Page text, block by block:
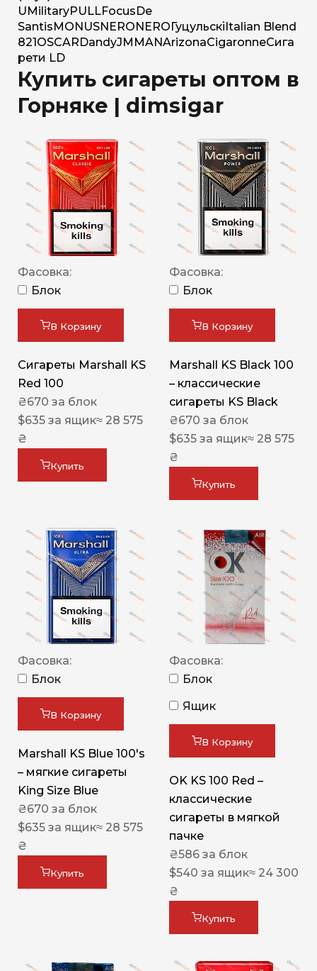
U MilitaryPULLFocus De
Santis MONUSNERO NERO Гуцульскі Italian Blend
821 OSCAR DandyJM MANArizonaCigaronneСига
рети LD
Купить сигареты оптом в
Горняке | dimsigar
Фасовка:
Блок
В Корзину
Сигареты Marshall KS
Red 100
₴670 за блок
$635 за ящик≈ 28 575
₴
Купить
Фасовка:
Блок
В Корзину
Marshall KS Black 100
– классические
сигареты KS Black
₴670 за блок
$635 за ящик≈ 28 575
₴
Купить
Фасовка:
Блок
В Корзину
Marshall KS Blue 100's
– мягкие сигареты
King Size Blue
₴670 за блок
$635 за ящик≈ 28 575
₴
Купить
Фасовка:
Блок
Ящик
В Корзину
OK KS 100 Red –
классические
сигареты в мягкой
пачке
₴586 за блок
$540 за ящик≈ 24 300
₴
Купить